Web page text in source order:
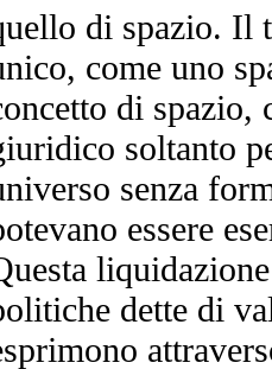
di spazio. Il
come uno
di spazio,
soltanto
senza
essere
dette di